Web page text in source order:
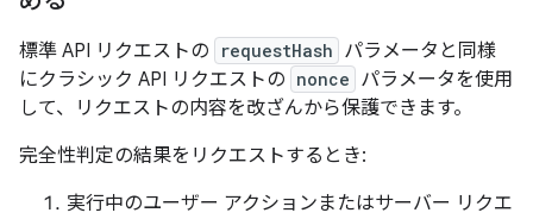
標準 API リクエストの requestHash パラメータと同様
にクラシック API リクエストの nonce パラメータを使用
して、リクエストの内容を改ざんから保護できます。
完全性判定の結果をリクエストするとき:
実行中のユーザー アクションまたはサーバー リクエ